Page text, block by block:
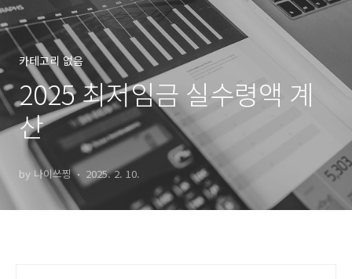
카테고리 없음
2025 최저임금 실수령액 계
산
by 나이쓰찡 2025. 2. 10.